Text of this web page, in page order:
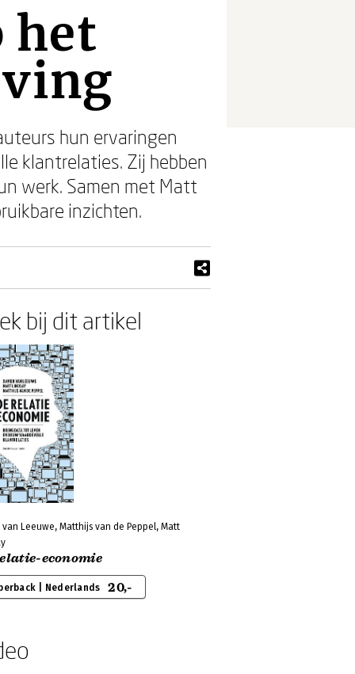
het
hun ervaringen
klantrelaties. Zij hebben
werk. Samen met Matt
inzichten.
bij dit artikel
van Leeuwe, Matthijs van de Peppel, Matt
economie
| Nederlands 20,-